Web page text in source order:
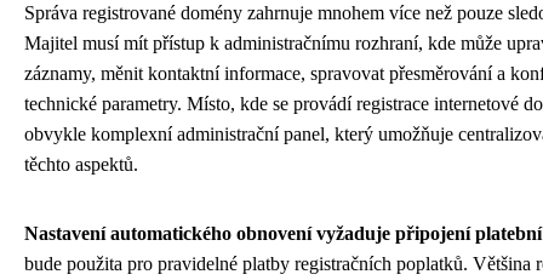
Správa registrované domény zahrnuje mnohem více než pouze
Majitel musí mít přístup k administračnímu rozhraní, kde může
záznamy, měnit kontaktní informace, spravovat přesměrování a
technické parametry. Místo, kde se provádí registrace internetové
obvykle komplexní administrační panel, který umožňuje
těchto aspektů.
Nastavení automatického obnovení vyžaduje připojení
bude použita pro pravidelné platby registračních poplatků. Většina